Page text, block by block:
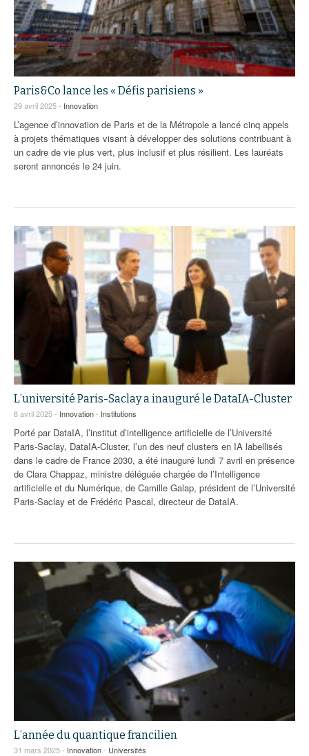
Paris&Co lance les « Défis parisiens »
29 avril 2025 - Innovation
L’agence d’innovation de Paris et de la Métropole a lancé cinq appels
à projets thématiques visant à développer des solutions contribuant à
un cadre de vie plus vert, plus inclusif et plus résilient. Les lauréats
seront annoncés le 24 juin.
L’université Paris-Saclay a inauguré le DataIA-Cluster
8 avril 2025 - Innovation- Institutions
Porté par DataIA, l’institut d’intelligence artificielle de l’Université
Paris-Saclay, DataIA-Cluster, l’un des neuf clusters en IA labellisés
dans le cadre de France 2030, a été inauguré lundi 7 avril en présence
de Clara Chappaz, ministre déléguée chargée de l’Intelligence
artificielle et du Numérique, de Camille Galap, président de l’Université
Paris-Saclay et de Frédéric Pascal, directeur de DataIA.
L’année du quantique francilien
31 mars 2025 - Innovation- Universités